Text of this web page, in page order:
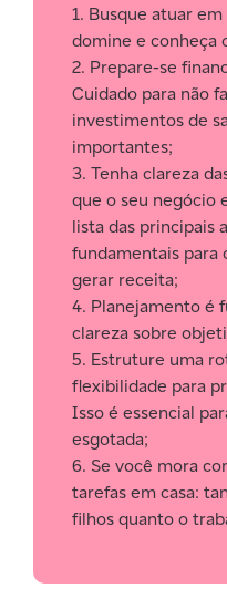
1. Busque atuar
domine e conheça
2. Prepare-se
Cuidado para não
investimentos de
importantes;
3. Tenha clareza
que o seu negócio
lista das principais
fundamentais para
gerar receita;
4. Planejamento é
clareza sobre
5. Estruture uma
flexibilidade para
Isso é essencial
esgotada;
6. Se você mora
tarefas em casa:
filhos quanto o